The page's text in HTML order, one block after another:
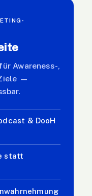
Awareness-,
—
& DooH
statt